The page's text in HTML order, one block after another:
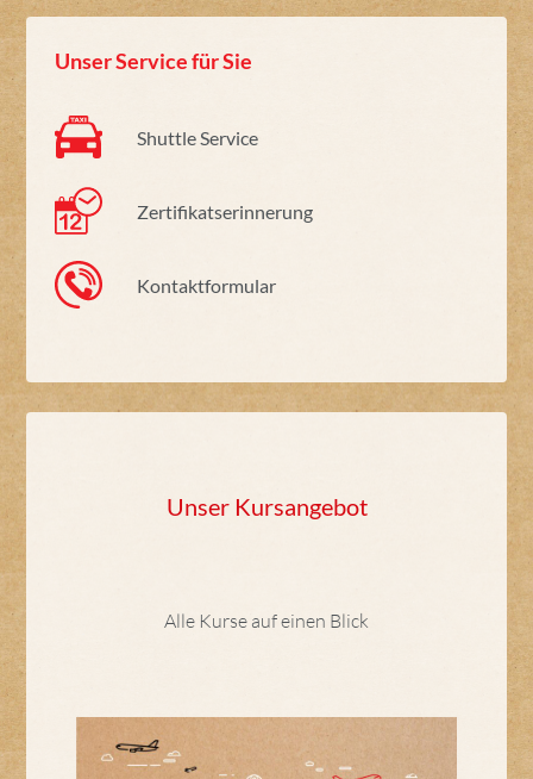
Unser Service für Sie
Shuttle Service
Zertifikatserinnerung
Kontaktformular
Unser Kursangebot
Alle Kurse auf einen Blick